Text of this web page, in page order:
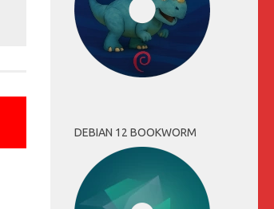
DEBIAN 12 BOOKWORM